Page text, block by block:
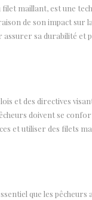
filet maillant, est une
de son impact sur
sa durabilité et
et des directives
doivent se
et utiliser des filets
que les pêcheurs